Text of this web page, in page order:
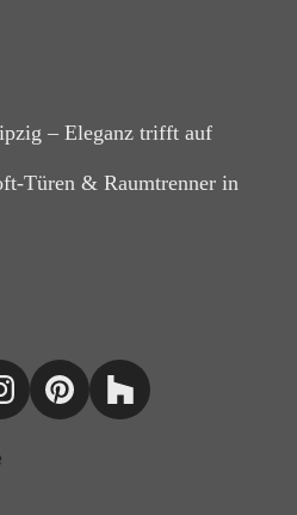
– Eleganz trifft auf
Türen & Raumtrenner in